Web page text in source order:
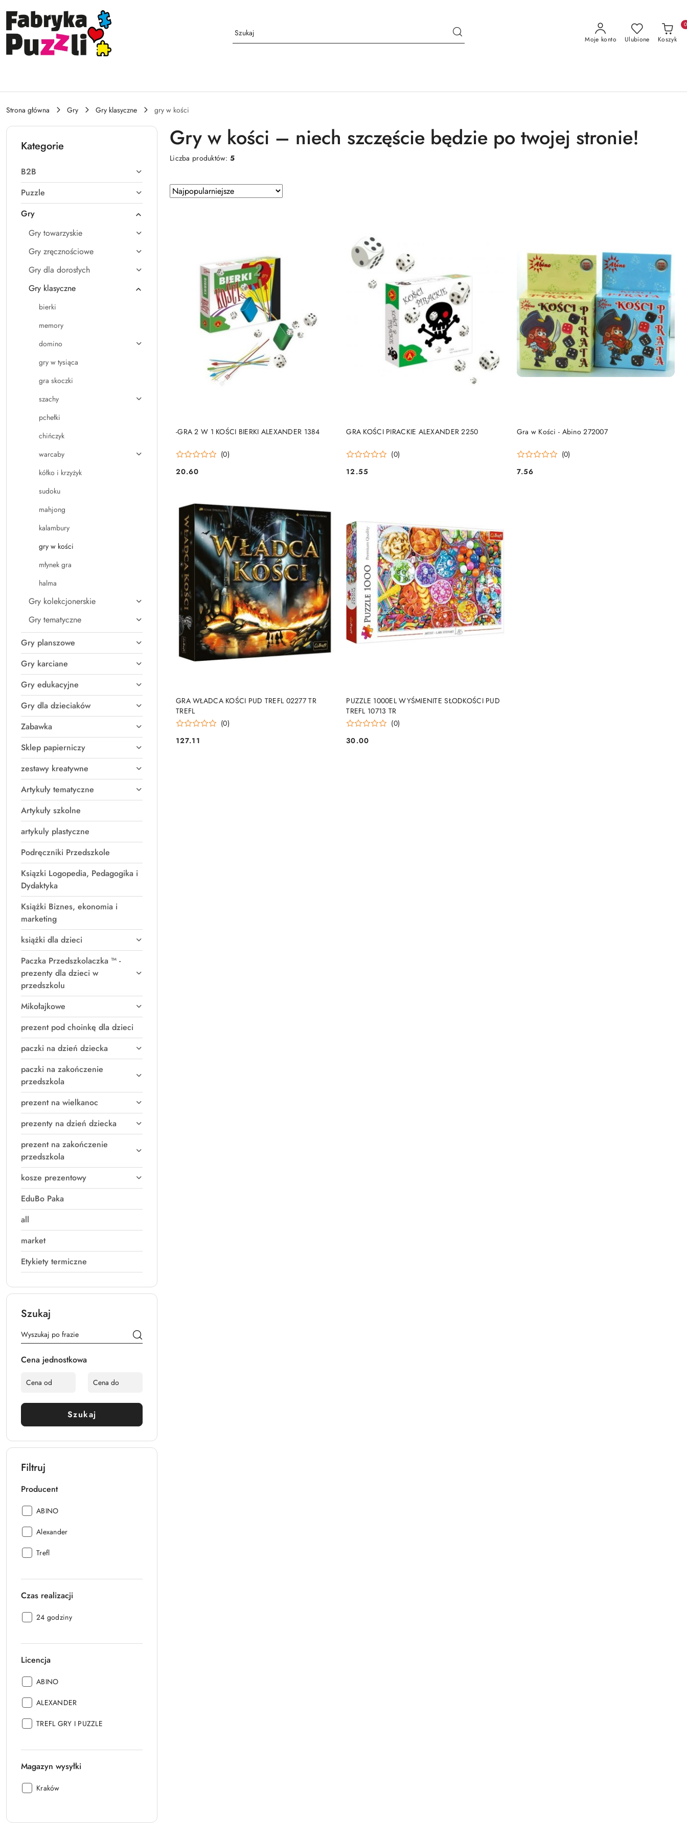
Przejdź do treści głównej
Przejdź do wyszukiwarki
Przejdź do moje konto
Przejdź do menu głównego
Przejdź do stopki
Moje konto Ulubione Koszyk
0
Strona główna Gry Gry klasyczne gry w kości
Kategorie
B2B
Puzzle
Gry
Gry towarzyskie
Gry zręcznościowe
Gry dla dorosłych
Gry klasyczne
bierki
memory
domino
gry w tysiąca
gra skoczki
szachy
pchełki
chińczyk
warcaby
kółko i krzyżyk
sudoku
mahjong
kalambury
gry w kości
młynek gra
halma
Gry kolekcjonerskie
Gry tematyczne
Gry planszowe
Gry karciane
Gry edukacyjne
Gry dla dzieciaków
Zabawka
Sklep papierniczy
zestawy kreatywne
Artykuły tematyczne
Artykuły szkolne
artykuly plastyczne
Podręczniki Przedszkole
Ksiązki Logopedia, Pedagogika i
Dydaktyka
Książki Biznes, ekonomia i
marketing
książki dla dzieci
Paczka Przedszkolaczka ™ -
prezenty dla dzieci w
przedszkolu
Mikołajkowe
prezent pod choinkę dla dzieci
paczki na dzień dziecka
paczki na zakończenie
przedszkola
prezent na wielkanoc
prezenty na dzień dziecka
prezent na zakończenie
przedszkola
kosze prezentowy
EduBo Paka
all
market
Etykiety termiczne
Szukaj
Cena jednostkowa
Szukaj
Filtruj
Producent
Producent:
ABINO
Producent:
Alexander
Producent:
Trefl
Czas realizacji
Czas
24 godziny
Licencja
Licencja:
ABINO
Licencja:
ALEXANDER
Licencja:
TREFL GRY I PUZZLE
Magazyn wysyłki
Magazyn
Kraków
Gry w kości – niech szczęście będzie po twojej stronie!
Liczba produktów:5
Zastosowano
sortowanie:
Sortuj
według
-GRA 2 W 1 KOŚCI BIERKI ALEXANDER 1384
(0)
Cena:
20.60
PRODUKT NIEDOSTĘPNY GRA KOŚCI PIRACKIE ALEXANDER 2250
(0)
Cena:
12.55
PRODUKT NIEDOSTĘPNY Gra w Kości - Abino 272007
(0)
Cena:
7.56
PRODUKT NIEDOSTĘPNY
GRA WŁADCA KOŚCI PUD TREFL 02277 TR
TREFL
(0)
Cena:
127.11
PRODUKT NIEDOSTĘPNY
PUZZLE 1000EL WYŚMIENITE SŁODKOŚCI PUD
TREFL 10713 TR
(0)
Cena:
30.00
PRODUKT NIEDOSTĘPNY